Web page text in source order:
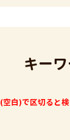
キー
白)で区切ると検